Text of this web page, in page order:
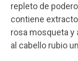
repleto de
contiene
rosa mosqueta y
al cabello rubio